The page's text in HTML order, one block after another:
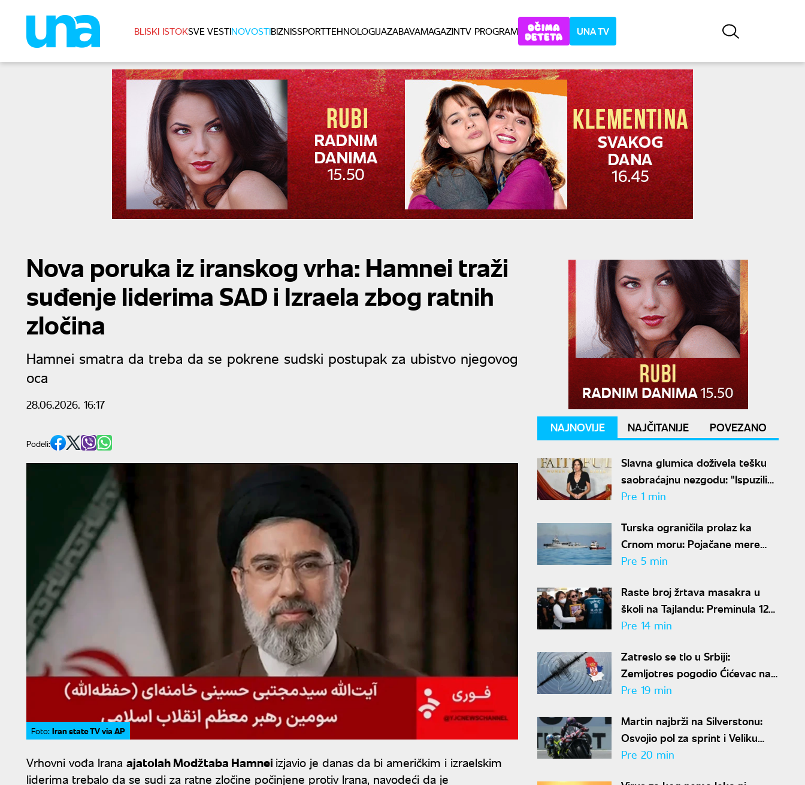
BLISKI ISTOKSVE VESTINOVOSTIBIZNISSPORTTEHNOLOGIJAZABAVAMAGAZINTV PROGRAM UNA TV
Nova poruka iz iranskog vrha: Hamnei traži
suđenje liderima SAD i Izraela zbog ratnih
zločina
Hamnei smatra da treba da se pokrene sudski postupak za ubistvo njegovog
oca
28.06.2026. 16:17
Podeli:
Foto: Iran state TV via AP
Vrhovni vođa Irana ajatolah Modžtaba Hamnei izjavio je danas da bi američkim i izraelskim
liderima trebalo da se sudi za ratne zločine počinjene protiv Irana, navodeći da je
NAJNOVIJE NAJČITANIJE POVEZANO
Slavna glumica doživela tešku
saobraćajnu nezgodu: "Ispuzili
smo iz automobila"
Pre 1 min
Turska ograničila prolaz ka
Crnom moru: Pojačane mere
zbog napada na brodove
Pre 5 min
Raste broj žrtava masakra u
školi na Tajlandu: Preminula 12-
godišnja učenica
Pre 14 min
Zatreslo se tlo u Srbiji:
Zemljotres pogodio Ćićevac na
dubini od samo dva kilometra
Pre 19 min
Martin najbrži na Silverstonu:
Osvojio pol za sprint i Veliku
nagradu Velike Britanije
Pre 20 min